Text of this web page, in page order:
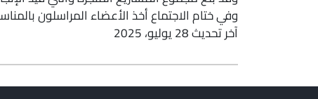
وفي ختام الاجتماع أخذ الأعضاء المراسلون
آخر تحديث 28 يوليو، 2025